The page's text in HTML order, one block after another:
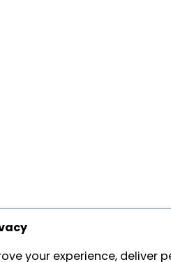
your experience, deliver